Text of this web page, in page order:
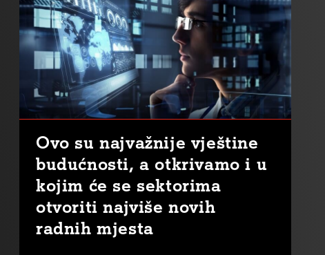
Ovo su najvažnije vještine
budućnosti, a otkrivamo i u
kojim će se sektorima
otvoriti najviše novih
radnih mjesta